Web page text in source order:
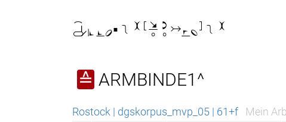

≙ ARMBINDE1^
Rostock | dgskorpus_mvp_05 | 61+f
Mein